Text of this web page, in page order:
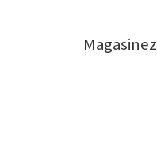
Magasinez